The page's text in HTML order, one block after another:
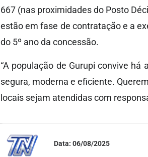
667 (nas proximidades do Posto
estão em fase de contratação e a
do 5º ano da concessão.
“A população de Gurupi convive
segura, moderna e eficiente.
locais sejam atendidas com
Data: 06/08/2025